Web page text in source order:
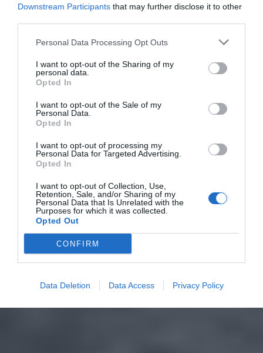
Downstream Participants that may further disclose it to other
Personal Data Processing Opt Outs
I want to opt-out of the Sharing of my
personal data.
Opted In
I want to opt-out of the Sale of my
Personal Data.
Opted In
I want to opt-out of processing my
Personal Data for Targeted Advertising.
Opted In
I want to opt-out of Collection, Use,
Retention, Sale, and/or Sharing of my
Personal Data that Is Unrelated with the
Purposes for which it was collected.
Opted Out
CONFIRM
Data Deletion Data Access Privacy Policy